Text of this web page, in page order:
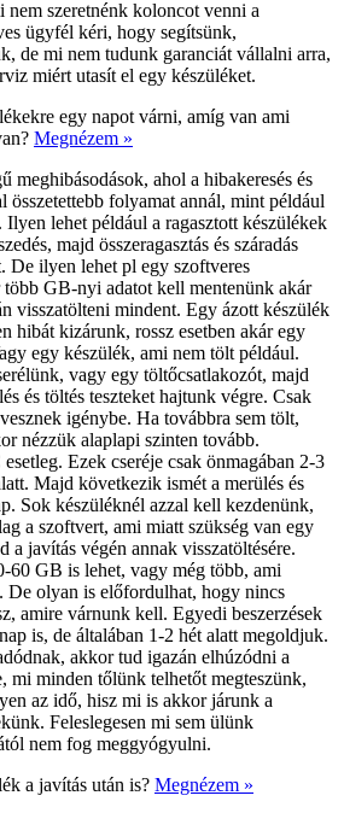
nem szeretnénk koloncot venni a
ügyfél kéri, hogy segítsünk,
de mi nem tudunk garanciát vállalni arra,
miért utasít el egy készüléket.
egy napot várni, amíg van ami
Megnézem »
meghibásodások, ahol a hibakeresés és
összetettebb folyamat annál, mint például
lehet például a ragasztott készülékek
majd összeragasztás és száradás
De ilyen lehet pl egy szoftveres
több GB-nyi adatot kell mentenünk akár
visszatölteni mindent. Egy ázott készülék
hibát kizárunk, rossz esetben akár egy
egy készülék, ami nem tölt például.
vagy egy töltőcsatlakozót, majd
és töltés teszteket hajtunk végre. Csak
igénybe. Ha továbbra sem tölt,
nézzük alaplapi szinten tovább.
Ezek cseréje csak önmagában 2-3
Majd következik ismét a merülés és
Sok készüléknél azzal kell kezdenünk,
a szoftvert, ami miatt szükség van egy
a javítás végén annak visszatöltésére.
60 GB is lehet, vagy még több, ami
De olyan is előfordulhat, hogy nincs
amire várnunk kell. Egyedi beszerzések
is, de általában 1-2 hét alatt megoldjuk.
akkor tud igazán elhúzódni a
mi minden tőlünk telhetőt megteszünk,
az idő, hisz mi is akkor járunk a
Feleslegesen mi sem ülünk
nem fog meggyógyulni.
a javítás után is? Megnézem »